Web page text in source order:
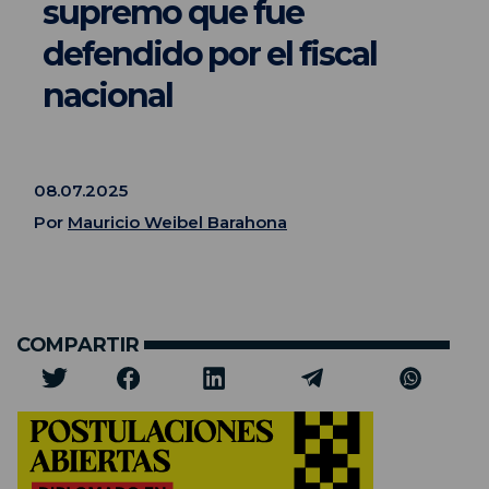
supremo que fue
defendido por el fiscal
nacional
08.07.2025
Por Mauricio Weibel Barahona
COMPARTIR